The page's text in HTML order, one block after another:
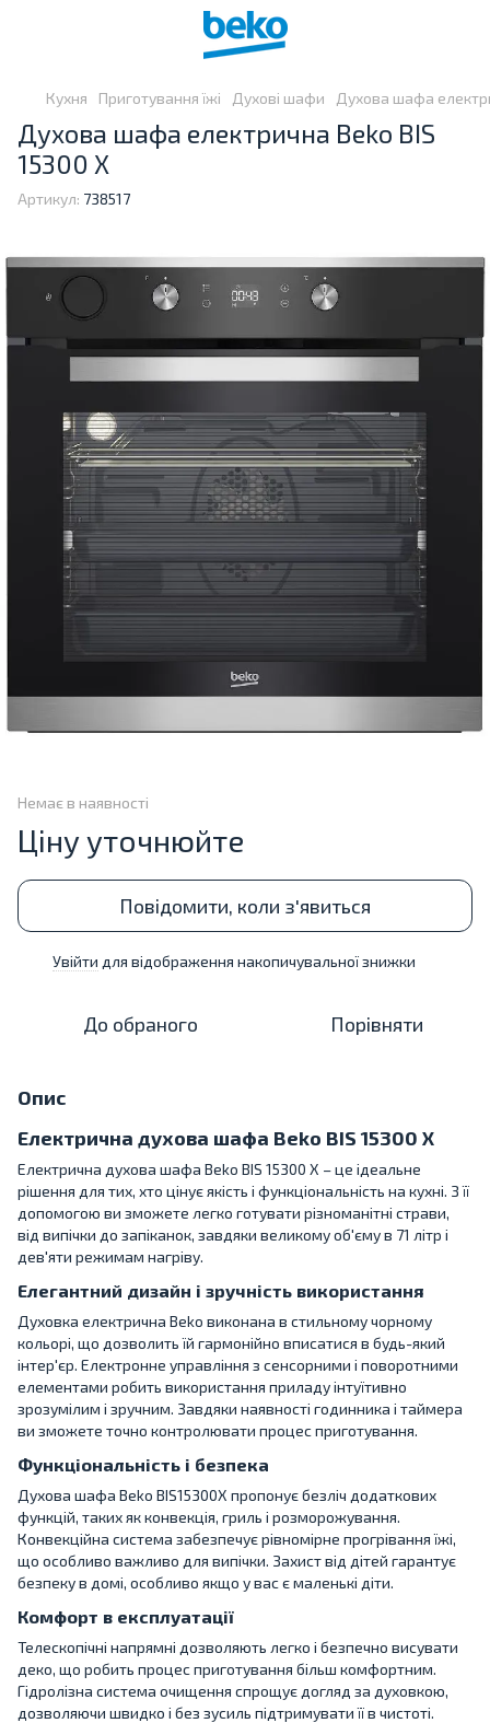
Кухня Приготування їжі Духові шафи Духова шафа
Духова шафа електрична Beko BIS
15300 X
Артикул: 738517
Немає в наявності
Ціну уточнюйте
Повідомити, коли з'явиться
Увійти для відображення накопичувальної знижки
До обраного Порівняти
Опис
Електрична духова шафа Beko BIS 15300 X
Електрична духова шафа Beko BIS 15300 X – це ідеальне
рішення для тих, хто цінує якість і функціональність на кухні. З її
допомогою ви зможете легко готувати різноманітні страви,
від випічки до запіканок, завдяки великому об'єму в 71 літр і
дев'яти режимам нагріву.
Елегантний дизайн і зручність використання
Духовка електрична Beko виконана в стильному чорному
кольорі, що дозволить їй гармонійно вписатися в будь-який
інтер'єр. Електронне управління з сенсорними і поворотними
елементами робить використання приладу інтуїтивно
зрозумілим і зручним. Завдяки наявності годинника і таймера
ви зможете точно контролювати процес приготування.
Функціональність і безпека
Духова шафа Beko BIS15300X пропонує безліч додаткових
функцій, таких як конвекція, гриль і розморожування.
Конвекційна система забезпечує рівномірне прогрівання їжі,
що особливо важливо для випічки. Захист від дітей гарантує
безпеку в домі, особливо якщо у вас є маленькі діти.
Комфорт в експлуатації
Телескопічні напрямні дозволяють легко і безпечно висувати
деко, що робить процес приготування більш комфортним.
Гідролізна система очищення спрощує догляд за духовкою,
дозволяючи швидко і без зусиль підтримувати її в чистоті.